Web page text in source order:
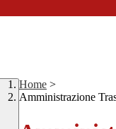
Home >
Amministrazione